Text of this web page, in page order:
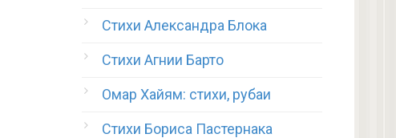
Стихи Александра Блока
Стихи Агнии Барто
Омар Хайям: стихи, рубаи
Стихи Бориса Пастернака